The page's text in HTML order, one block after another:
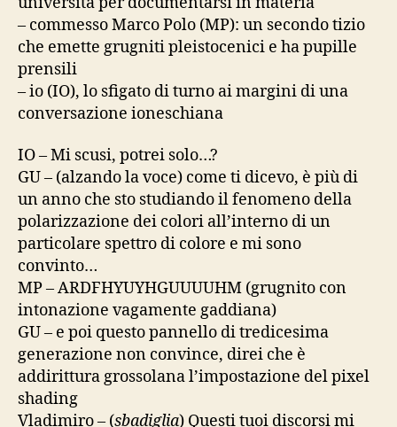
– commesso Marco Polo (MP): un secondo tizio
che emette grugniti pleistocenici e ha pupille
prensili
– io (IO), lo sfigato di turno ai margini di una
conversazione ioneschiana
IO – Mi scusi, potrei solo…?
GU – (alzando la voce) come ti dicevo, è più di
un anno che sto studiando il fenomeno della
polarizzazione dei colori all’interno di un
particolare spettro di colore e mi sono
convinto…
MP – ARDFHYUYHGUUUUHM (grugnito con
intonazione vagamente gaddiana)
GU – e poi questo pannello di tredicesima
generazione non convince, direi che è
addirittura grossolana l’impostazione del pixel
shading
Vladimiro – (sbadiglia) Questi tuoi discorsi mi